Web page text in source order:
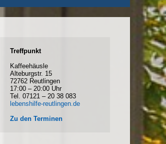
Treffpunkt
Kaffeehäusle
Alteburgstr. 15
72762 Reutlingen
17:00 – 20:00 Uhr
Tel. 07121 – 20 38 083
lebenshilfe-reutlingen.de
Zu den Terminen